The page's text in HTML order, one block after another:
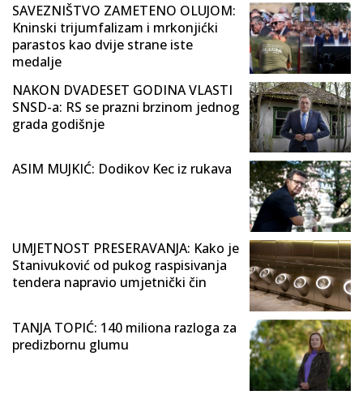
SAVEZNIŠTVO ZAMETENO OLUJOM:
Kninski trijumfalizam i mrkonjićki
parastos kao dvije strane iste
medalje
NAKON DVADESET GODINA VLASTI
SNSD-a: RS se prazni brzinom jednog
grada godišnje
ASIM MUJKIĆ: Dodikov Kec iz rukava
UMJETNOST PRESERAVANJA: Kako je
Stanivuković od pukog raspisivanja
tendera napravio umjetnički čin
TANJA TOPIĆ: 140 miliona razloga za
predizbornu glumu